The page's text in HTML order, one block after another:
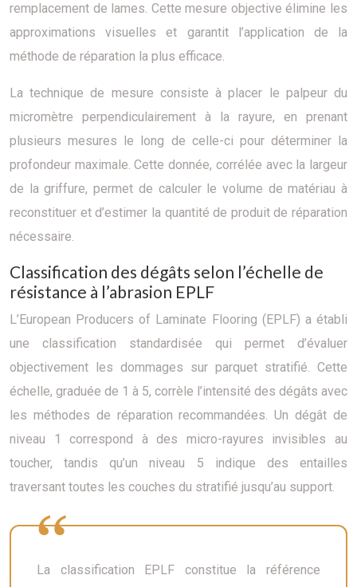
remplacement de lames. Cette mesure objective élimine les
approximations visuelles et garantit l’application de la
méthode de réparation la plus efficace.
La technique de mesure consiste à placer le palpeur du
micromètre perpendiculairement à la rayure, en prenant
plusieurs mesures le long de celle-ci pour déterminer la
profondeur maximale. Cette donnée, corrélée avec la largeur
de la griffure, permet de calculer le volume de matériau à
reconstituer et d’estimer la quantité de produit de réparation
nécessaire.
Classification des dégâts selon l’échelle de
résistance à l’abrasion EPLF
L’European Producers of Laminate Flooring (EPLF) a établi
une classification standardisée qui permet d’évaluer
objectivement les dommages sur parquet stratifié. Cette
échelle, graduée de 1 à 5, corrèle l’intensité des dégâts avec
les méthodes de réparation recommandées. Un dégât de
niveau 1 correspond à des micro-rayures invisibles au
toucher, tandis qu’un niveau 5 indique des entailles
traversant toutes les couches du stratifié jusqu’au support.
La classification EPLF constitue la référence